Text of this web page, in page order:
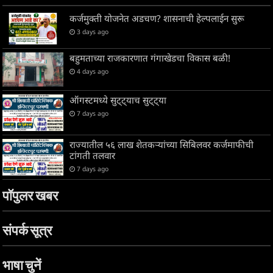
कर्जमुक्ती योजनेत अडचण? शासनाची हेल्पलाईन सुरू
3 days ago
बहुमताच्या राजकारणात गंगाखेडचा विकास बळी!
4 days ago
ऑगस्टमध्ये सुट्ट्याच सुट्ट्या
7 days ago
राज्यातील ५६ लाख शेतकऱ्यांच्या सिबिलवर कर्जमाफीची
टांगती तलवार
7 days ago
पॉपुलर खबर
संपर्क सूत्र
भाषा चुनें